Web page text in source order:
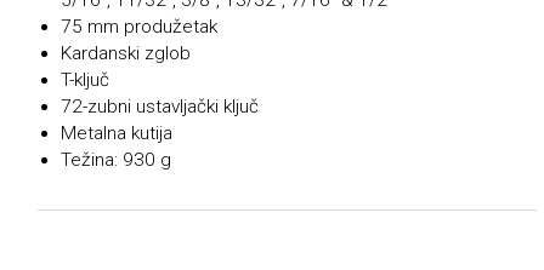
75 mm produžetak
Kardanski zglob
T-ključ
72-zubni ustavljački ključ
Metalna kutija
Težina: 930 g